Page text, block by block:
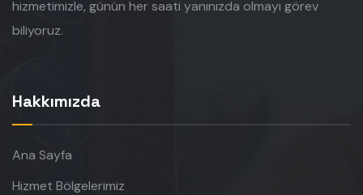
hizmetimizle, günün her saati yanınızda olmayı görev
biliyoruz.
Hakkımızda
Ana Sayfa
Hizmet Bölgelerimiz